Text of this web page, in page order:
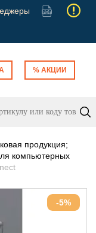
% АКЦИИ
продукция;
компьютерных
-5%